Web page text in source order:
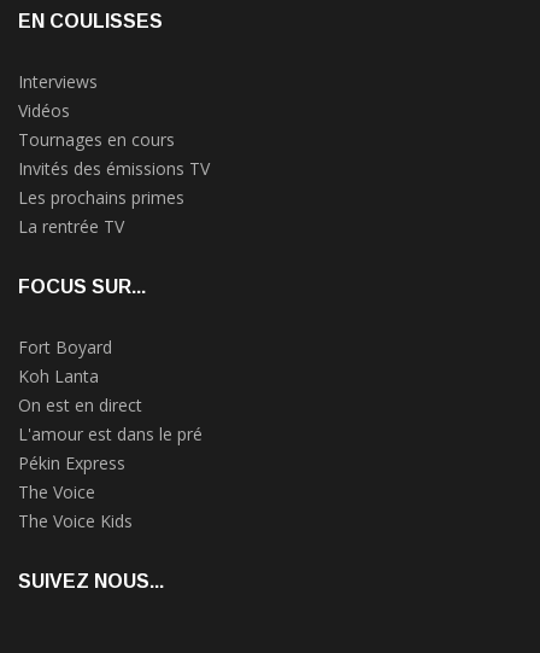
EN COULISSES
Interviews
Vidéos
Tournages en cours
Invités des émissions TV
Les prochains primes
La rentrée TV
FOCUS SUR...
Fort Boyard
Koh Lanta
On est en direct
L'amour est dans le pré
Pékin Express
The Voice
The Voice Kids
SUIVEZ NOUS...